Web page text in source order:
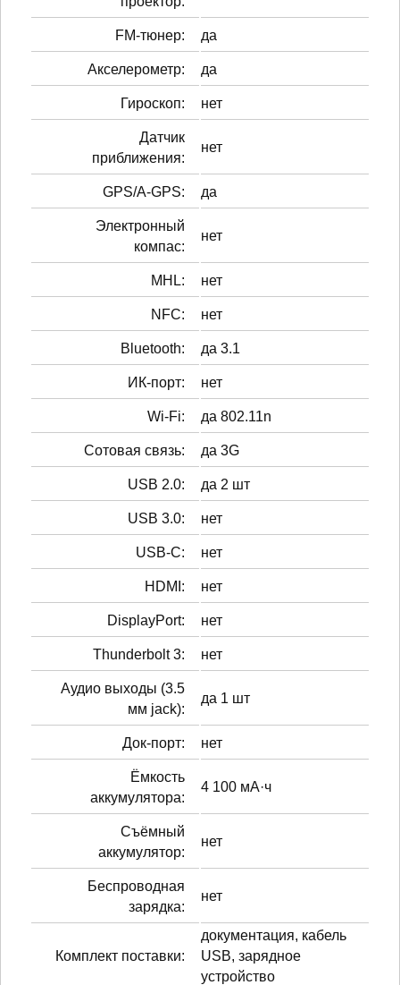
FM-тюнер: да
Акселерометр: да
Гироскоп: нет
Датчик
приближения:
нет
GPS/A-GPS: да
Электронный
компас:
нет
MHL: нет
NFC: нет
Bluetooth: да 3.1
ИК-порт: нет
Wi-Fi: да 802.11n
Сотовая связь: да 3G
USB 2.0: да 2 шт
USB 3.0: нет
USB-C: нет
HDMI: нет
DisplayPort: нет
Thunderbolt 3: нет
Аудио выходы (3.5
мм jack):
да 1 шт
Док-порт: нет
Ёмкость
аккумулятора:
4 100 мА·ч
Cъёмный
аккумулятор:
нет
Беспроводная
зарядка:
нет
Комплект поставки:
документация, кабель
USB, зарядное
устройство